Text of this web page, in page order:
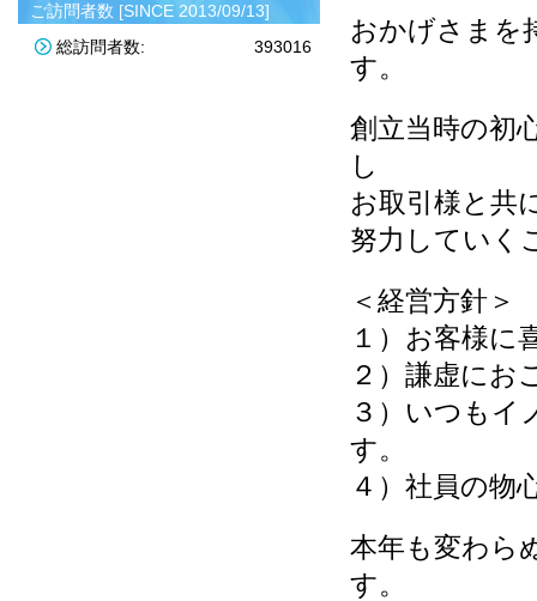
ご訪問者数 [SINCE 2013/09/13]
393016
総訪問者数:
おかげさまを
す。
創立当時の初
し
お取引様と共
努力していく
＜経営方針＞
１）お客様に
２）謙虚にお
３）いつもイ
す。
４）社員の物
本年も変わら
す。